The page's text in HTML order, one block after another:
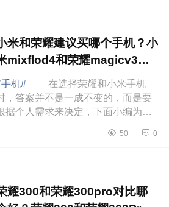
米和荣耀建议买哪个手机？小
mixflod4和荣耀magicv3应
如何选
机#
在选择荣耀和小米手机
，答案并不是一成不变的，而是要
据个人需求来决定，下面小编为大
机？小米mixflod4和荣耀magicv3应该
50 0
耀300和荣耀300pro对比哪